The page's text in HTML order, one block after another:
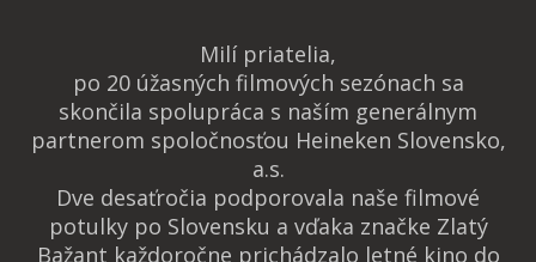
Milí priatelia,
po 20 úžasných filmových sezónach sa
skončila spolupráca s naším generálnym
partnerom spoločnosťou Heineken Slovensko,
a.s.
Dve desaťročia podporovala naše filmové
potulky po Slovensku a vďaka značke Zlatý
Bažant každoročne prichádzalo letné kino do